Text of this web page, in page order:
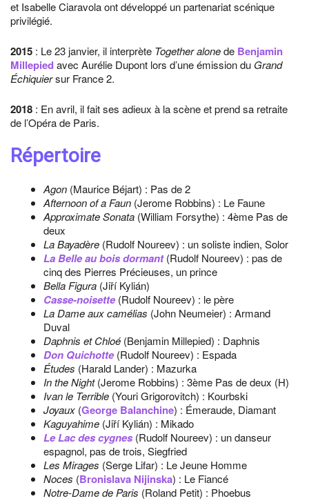
et Isabelle Ciaravola ont développé un partenariat scénique
privilégié.
2015 : Le 23 janvier, il interprète Together alonede Benjamin
Millepiedavec Aurélie Dupont lors d’une émission du Grand
Échiquiersur France 2.
2018 : En avril, il fait ses adieux à la scène et prend sa retraite
de l’Opéra de Paris.
Répertoire
Agon (Maurice Béjart) : Pas de 2
Afternoon of a Faun (Jerome Robbins) : Le Faune
Approximate Sonata (William Forsythe) : 4ème Pas de
deux
La Bayadère (Rudolf Noureev) : un soliste indien, Solor
La Belle au bois dormant(Rudolf Noureev) : pas de
cinq des Pierres Précieuses, un prince
Bella Figura (Jiří Kylián)
Casse-noisette(Rudolf Noureev) : le père
La Dame aux camélias (John Neumeier) : Armand
Duval
Daphnis et Chloé (Benjamin Millepied) : Daphnis
Don Quichotte(Rudolf Noureev) : Espada
Études (Harald Lander) : Mazurka
In the Night(Jerome Robbins) : 3ème Pas de deux (H)
Ivan le Terrible (Youri Grigorovitch) : Kourbski
Joyaux (George Balanchine) : Émeraude, Diamant
Kaguyahime (Jiří Kylián) : Mikado
Le Lac des cygnes(Rudolf Noureev) : un danseur
espagnol, pas de trois, Siegfried
Les Mirages (Serge Lifar) : Le Jeune Homme
Noces (Bronislava Nijinska) : Le Fiancé
Notre-Dame de Paris (Roland Petit) : Phoebus